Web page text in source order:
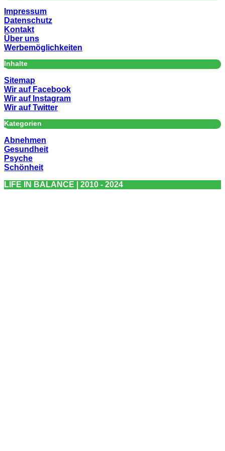
Impressum
Datenschutz
Kontakt
Über uns
Werbemöglichkeiten
Inhalte
Sitemap
Wir auf Facebook
Wir auf Instagram
Wir auf Twitter
Kategorien
Abnehmen
Gesundheit
Psyche
Schönheit
LIFE IN BALANCE | 2010 - 2024